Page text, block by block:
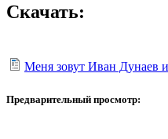
Скачать:
Меня зовут Иван Дунаев
Предварительный просмотр: